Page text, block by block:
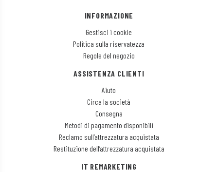
INFORMAZIONE
Gestisci i cookie
Politica sulla riservatezza
Regole del negozio
ASSISTENZA CLIENTI
Aiuto
Circa la società
Consegna
Metodi di pagamento disponibili
Reclamo sull’attrezzatura acquistata
Restituzione dell’attrezzatura acquistata
IT REMARKETING